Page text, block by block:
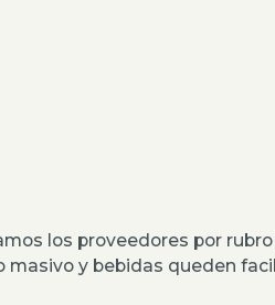
los proveedores por
masivo y bebidas queden